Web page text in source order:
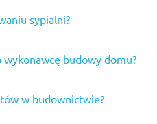
sypialni?
budowy domu?
w budownictwie?